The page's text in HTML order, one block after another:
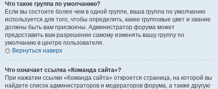
Что такое группа по умолчанию?
Если вы состоите более чем в одной группе, ваша группа по умолчанию
используется для того, чтобы определить, какие групповые цвет и звание
должны быть вам присвоены. Администратор форума может
предоставить вам разрешение самому изменять вашу группу по
умолчанию в центре пользователя.
Вернуться наверх
Что означает ссылка «Команда сайта»?
При нажатии ссылки «Команда сайта» откроется страница, на которой вы
найдете список администраторов и модераторов форума, а также другую